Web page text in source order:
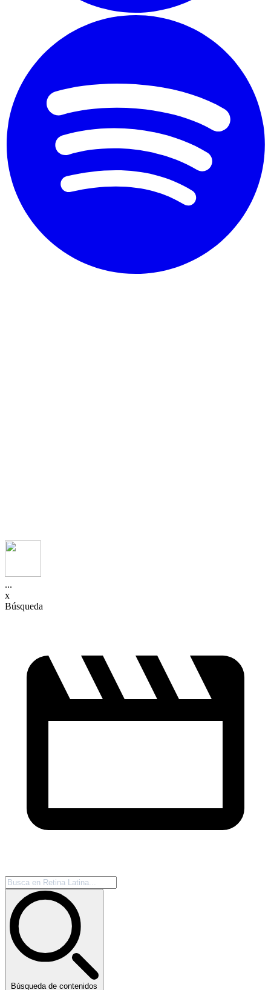
...
x
Búsqueda
Búsqueda de contenidos